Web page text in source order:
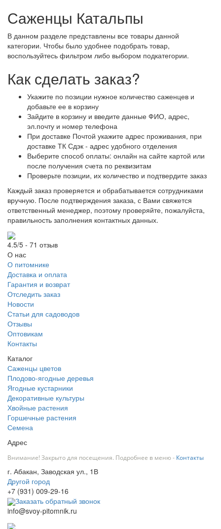
Саженцы Катальпы
В данном разделе представлены все товары данной
категории. Чтобы было удобнее подобрать товар,
воспользуйтесь фильтром либо выбором подкатегории.
Как сделать заказ?
Укажите по позиции нужное количество саженцев и
добавьте ее в корзину
Зайдите в корзину и введите данные ФИО, адрес,
эл.почту и номер телефона
При доставке Почтой укажите адрес проживания, при
доставке ТК Сдэк - адрес удобного отделения
Выберите способ оплаты: онлайн на сайте картой или
после получения счета по реквизитам
Проверьте позиции, их количество и подтвердите заказ
Каждый заказ проверяется и обрабатывается сотрудниками
вручную. После подтверждения заказа, с Вами свяжется
ответственный менеджер, поэтому проверяйте, пожалуйста,
правильность заполнения контактных данных.
4.5/5 - 71 отзыв
О нас
О питомнике
Доставка и оплата
Гарантия и возврат
Отследить заказ
Новости
Статьи для садоводов
Отзывы
Оптовикам
Контакты
Каталог
Саженцы цветов
Плодово-ягодные деревья
Ягодные кустарники
Декоративные культуры
Хвойные растения
Горшечные растения
Семена
Адрес
Внимание! Закрыто для посещения. Подробнее в меню - Контакты
г. Абакан, Заводская ул., 1В
Другой город
+7 (931) 009-29-16
Заказать обратный звонок
info@svoy-pitomnik.ru